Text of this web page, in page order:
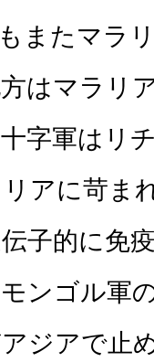
またマラ
はマラリ
字軍はリ
アに苛ま
子的に免
ンゴル軍
ジアで止